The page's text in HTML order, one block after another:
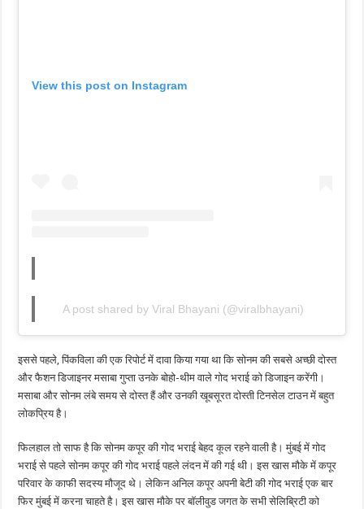
View this post on Instagram
A post shared by Viral Bhayani (@viralbhayani)
इससे पहले, पिंकविला की एक रिपोर्ट में दावा किया गया था कि सोनम की सबसे अच्छी दोस्त
और फैशन डिजाइनर मसाबा गुप्ता उनके बोहो-थीम वाले गोद भराई को डिजाइन करेंगी।
मसाबा और सोनम लंबे समय से दोस्त हैं और उनकी खूबसूरत दोस्ती टिनसेल टाउन में बहुत
लोकप्रिय है।
फिलहाल तो साफ है कि सोनम कपूर की गोद भराई बेहद कूल रहने वाली है। मुंबई में गोद
भराई से पहले सोनम कपूर की गोद भराई पहले लंदन में की गई थी। इस खास मौके में कपूर
परिवार के काफी सदस्य मौजूद थे। लेकिन अनिल कपूर अपनी बेटी की गोद भराई एक बार
फिर मुंबई में करना चाहते है। इस खास मौके पर बॉलीवुड जगत के सभी सेलिब्रिटी को